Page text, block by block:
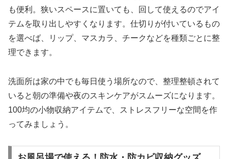
も便利。狭いスペースに置いても、回して使えるのでアイ
テムを取り出しやすくなります。仕切りが付いているもの
を選べば、リップ、マスカラ、チークなどを種類ごとに整
理できます。
洗面所は家の中でも毎日使う場所なので、整理整頓されて
いると朝の準備や夜のスキンケアがスムーズになります。
100均の小物収納アイテムで、ストレスフリーな空間を作
ってみましょう。